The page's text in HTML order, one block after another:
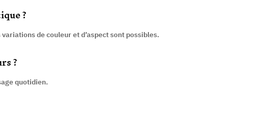
?
de couleur et d’aspect sont possibles.
?
quotidien.